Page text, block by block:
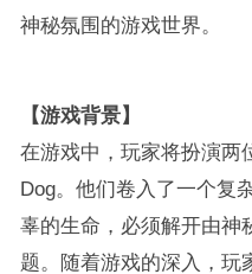
神秘氛围的游戏世界。
【游戏背景】
在游戏中，玩家将扮演两
Dog。他们卷入了一个复
辜的生命，必须解开由神
题。随着游戏的深入，玩